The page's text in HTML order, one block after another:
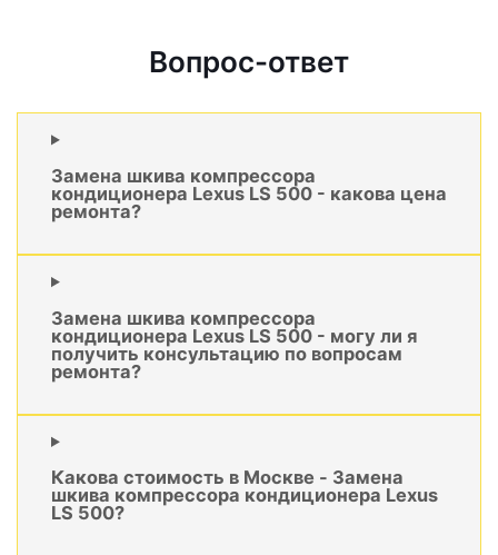
Вопрос-ответ
Замена шкива компрессора
кондиционера Lexus LS 500 - какова цена
ремонта?
Замена шкива компрессора
кондиционера Lexus LS 500 - могу ли я
получить консультацию по вопросам
ремонта?
Какова стоимость в Москве - Замена
шкива компрессора кондиционера Lexus
LS 500?